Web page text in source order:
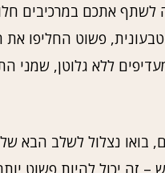
לשתף אתכם במרכיבים
פשוט החליפו את
ללא גלוטן, שמני
בואו נצלול לשלב הבא
– זה יכול להיות פשוט